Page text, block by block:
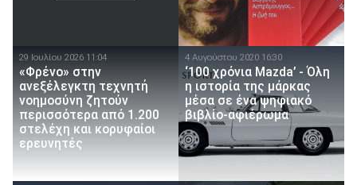
29 Ιουλίου 2026 11:04
«Φρένο» στην
ανεξέλεγκτη τεχνητή
νοημοσύνη ζητούν
περισσότερα από 1.200
στελέχη και κορυφαίοι
ερευνητές
4 Αυγούστου 2020 16:30
‘100 χρόνια Mazda’ - Όλη
η ιστορία της μάρκας
μέσα σε ένα ψηφιακό
βιβλίο-αφιέρωμα